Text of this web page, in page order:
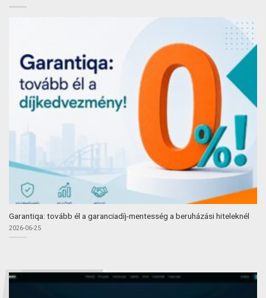
Garantiqa: tovább él a garanciadíj-mentesség a beruházási hiteleknél
2026-06-25